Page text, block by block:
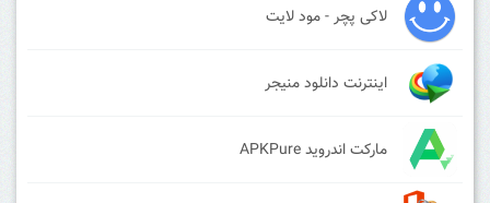
لاکی پچر - مود لایت
اینترنت دانلود منیجر
مارکت اندروید APKPure